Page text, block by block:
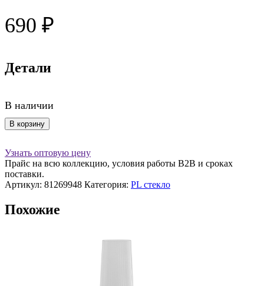
690 ₽
Детали
В наличии
Количество
товара
для
коктейля
"Aster"
Cocktail
160мл,
P.L-
В корзину
Узнать оптовую цену
Прайс на всю коллекцию, условия работы В2В и сроках
поставки.
Артикул: 81269948 Категория: PL стекло
Похожие